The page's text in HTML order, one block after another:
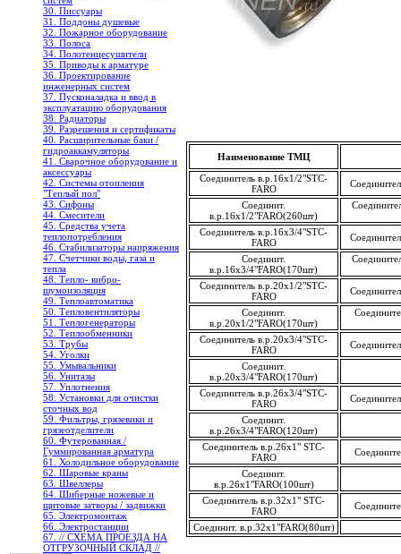
30. Писсуары
31. Поддоны душевые
32. Пожарное оборудование
33. Полоса
34. Полотенцесушители
35. Приводы к арматуре
36. Проектирование
инженерных систем
37. Пусконаладка и ввод в
эксплуатацию оборудования
38. Радиаторы
39. Разрешения и сертификаты
40. Расширительные баки /
гидроаккамуляторы
41. Сварочное оборудование и
аксессуары
42. Системы отопления
"Теплый пол"
43. Сифоны
44. Смесители
45. Средства учета
теплопотребления
46. Стабилизаторы напряжения
47. Счетчики воды, газа и
тепла
48. Тепло- вибро-
шумоизоляция
49. Теплоавтоматика
50. Тепловентиляторы
51. Теплогенераторы
52. Теплообменники
53. Трубы
54. Уголки
55. Умывальники
56. Унитазы
57. Уплотнения
58. Установки для очистки
сточных вод
59. Фильтры, грязевики и
грязеотделители
60. Футерованная /
Гуммированная арматура
61. Холодильное oборудование
62. Шаровые краны
63. Швеллеры
64. Шиберные ножевые и
щитовые затворы / задвижки
65. Электромонтаж
66. Электростанции
67. // СХЕМА ПРОЕЗДА НА
ОТГРУЗОЧНЫЙ СКЛАД //
Наименование ТМЦ
Соединитель в.р.16х1/2"STC-
FARO
Соединит.
в.р.16х1/2"FARO(260шт)
Соединитель в.р.16х3/4"STC-
FARO
Соединит.
в.р.16х3/4"FARO(170шт)
Соединитель в.р.20х1/2"STC-
FARO
Соединит.
в.р.20х1/2"FARO(170шт)
Соединитель в.р.20х3/4"STC-
FARO
Соединит.
в.р.20х3/4"FARO(170шт)
Соединитель в.р.26х3/4"STC-
FARO
Соединит.
в.р.26х3/4"FARO(120шт)
Соединитель в.р.26х1" STC-
FARO
Соединит.
в.р.26х1"FARO(100шт)
Соединитель в.р.32х1" STC-
FARO
Соединит. в.р.32х1"FARO(80шт)